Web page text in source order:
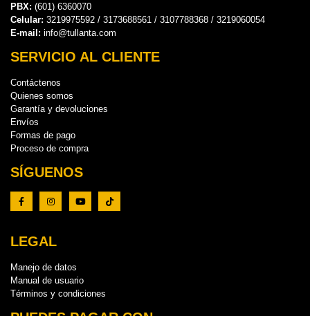
PBX: (601) 6360070
Celular: 3219975592 / 3173688561 / 3107788368 / 3219060054
E-mail: info@tullanta.com
SERVICIO AL CLIENTE
Contáctenos
Quienes somos
Garantía y devoluciones
Envíos
Formas de pago
Proceso de compra
SÍGUENOS
LEGAL
Manejo de datos
Manual de usuario
Términos y condiciones